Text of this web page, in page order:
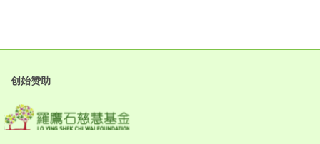
创始赞助